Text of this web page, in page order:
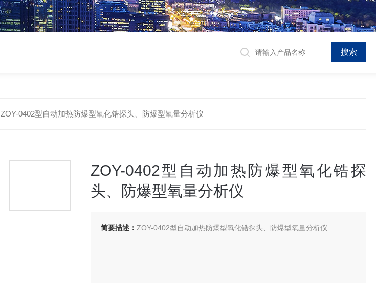
ZOY-0402型自动加热防爆型氧化锆探头、防爆型氧量分析仪
ZOY-0402型自动加热防爆型氧化锆探
头、防爆型氧量分析仪
简要描述： ZOY-0402型自动加热防爆型氧化锆探头、防爆型氧量分析仪